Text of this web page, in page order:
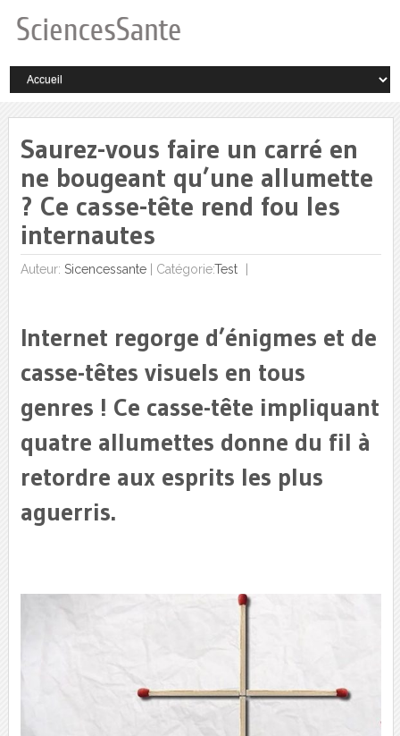
Saurez-vous faire un carré en
ne bougeant qu’une allumette
? Ce casse-tête rend fou les
internautes
Auteur: Sicencessante| Catégorie:Test
Internet regorge d’énigmes et de
casse-têtes visuels en tous
genres ! Ce casse-tête impliquant
quatre allumettes donne du fil à
retordre aux esprits les plus
aguerris.